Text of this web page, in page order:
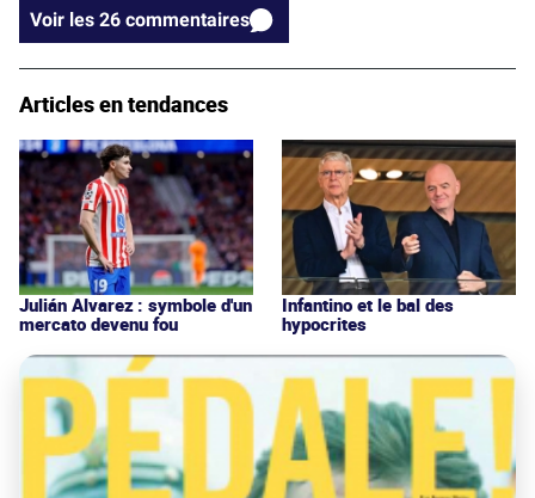
Voir les 26 commentaires
Articles en tendances
Julián Alvarez : symbole d'un
mercato devenu fou
Infantino et le bal des
hypocrites